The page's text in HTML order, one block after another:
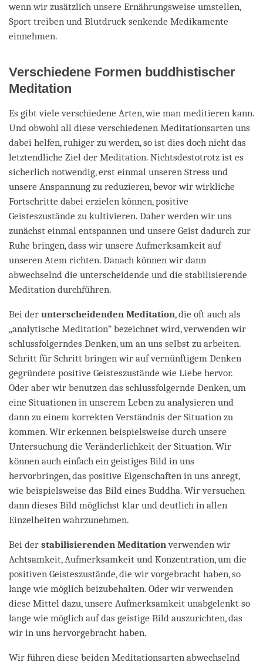
wenn wir zusätzlich unsere Ernährungsweise umstellen,
Sport treiben und Blutdruck senkende Medikamente
einnehmen.
Verschiedene Formen buddhistischer
Meditation
Es gibt viele verschiedene Arten, wie man meditieren kann.
Und obwohl all diese verschiedenen Meditationsarten uns
dabei helfen, ruhiger zu werden, so ist dies doch nicht das
letztendliche Ziel der Meditation. Nichtsdestotrotz ist es
sicherlich notwendig, erst einmal unseren Stress und
unsere Anspannung zu reduzieren, bevor wir wirkliche
Fortschritte dabei erzielen können, positive
Geisteszustände zu kultivieren. Daher werden wir uns
zunächst einmal entspannen und unsere Geist dadurch zur
Ruhe bringen, dass wir unsere Aufmerksamkeit auf
unseren Atem richten. Danach können wir dann
abwechselnd die unterscheidende und die stabilisierende
Meditation durchführen.
Bei der unterscheidenden Meditation, die oft auch als
„analytische Meditation“ bezeichnet wird, verwenden wir
schlussfolgerndes Denken, um an uns selbst zu arbeiten.
Schritt für Schritt bringen wir auf vernünftigem Denken
gegründete positive Geisteszustände wie Liebe hervor.
Oder aber wir benutzen das schlussfolgernde Denken, um
eine Situationen in unserem Leben zu analysieren und
dann zu einem korrekten Verständnis der Situation zu
kommen. Wir erkennen beispielsweise durch unsere
Untersuchung die Veränderlichkeit der Situation. Wir
können auch einfach ein geistiges Bild in uns
hervorbringen, das positive Eigenschaften in uns anregt,
wie beispielsweise das Bild eines Buddha. Wir versuchen
dann dieses Bild möglichst klar und deutlich in allen
Einzelheiten wahrzunehmen.
Bei der stabilisierenden Meditationverwenden wir
Achtsamkeit, Aufmerksamkeit und Konzentration, um die
positiven Geisteszustände, die wir vorgebracht haben, so
lange wie möglich beizubehalten. Oder wir verwenden
diese Mittel dazu, unsere Aufmerksamkeit unabgelenkt so
lange wie möglich auf das geistige Bild auszurichten, das
wir in uns hervorgebracht haben.
Wir führen diese beiden Meditationsarten abwechselnd